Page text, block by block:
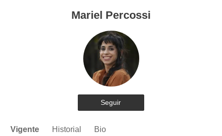
Mariel Percossi
Seguir
Vigente Historial Bio